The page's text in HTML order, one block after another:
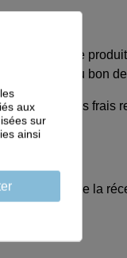
Le
du bon
ces frais
à compter de la
aux
sur
ainsi